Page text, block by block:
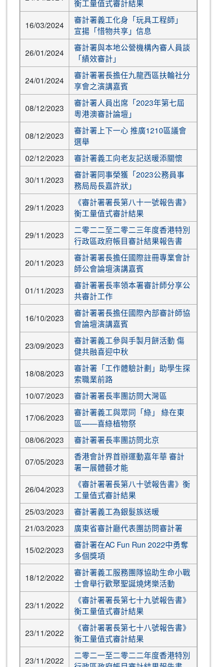
衡工量值式審計結果
16/03/2024
審計署義工化身「玩具工程師」
宣揚「惜物共享」信息
26/01/2024
審計署與本地公營機構內審人員談
「績效審計」
24/01/2024
審計署署長擔任九龍西區扶輪社分
享會之演講嘉賓
08/12/2023
審計署人員出席「2023年第七屆
粵港澳審計論壇」
08/12/2023
審計署上下一心 推廣1210區議會
選舉
02/12/2023
審計署義工向老友記送暖添關懷
30/11/2023
審計署同事榮獲「2023公務員事
務局局長嘉許狀」
29/11/2023
《審計署署長第八十一號報告書》
衡工量值式審計結果
29/11/2023
二零二二至二零二三年度香港特別
行政區政府帳目審計結果報告書
20/11/2023
審計署署長擔任國際註冊專業會計
師公會論壇演講嘉賓
01/11/2023
審計署署長率領本署審計師分享公
共審計工作
16/10/2023
審計署署長擔任國際內部審計師協
會論壇演講嘉賓
23/09/2023
審計署義工參與手製月餅活動 傷
健共融喜迎中秋
18/08/2023
審計署「工作體驗計劃」助學生探
索職業前路
10/07/2023
審計署署長率團訪問大灣區
17/06/2023
審計署義工與眾同「綠」 綠在東
區——喜綠植物祭
08/06/2023
審計署署長率團訪問北京
07/05/2023
香港會計界首辦運動嘉年華 審計
署一展體藝才能
26/04/2023
《審計署署長第八十號報告書》衡
工量值式審計結果
25/03/2023
審計署義工為銀髮族送暖
21/03/2023
廣東省審計廳代表團訪問審計署
15/02/2023
審計署在AC Fun Run 2022中勇奪
多個獎項
18/12/2022
審計署義工服務團隊協助生命小戰
士會舉行歡聚聖誕燒烤樂活動
23/11/2022
《審計署署長第七十九號報告書》
衡工量值式審計結果
23/11/2022
《審計署署長第七十八號報告書》
衡工量值式審計結果
23/11/2022
二零二一至二零二二年度香港特別